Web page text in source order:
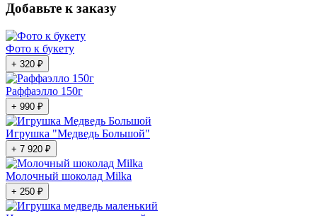
Добавьте к заказу
Фото к букету
+ 320 ₽
Раффаэлло 150г
+ 990 ₽
Игрушка "Медведь Большой"
+ 7 920 ₽
Молочный шоколад Milka
+ 250 ₽